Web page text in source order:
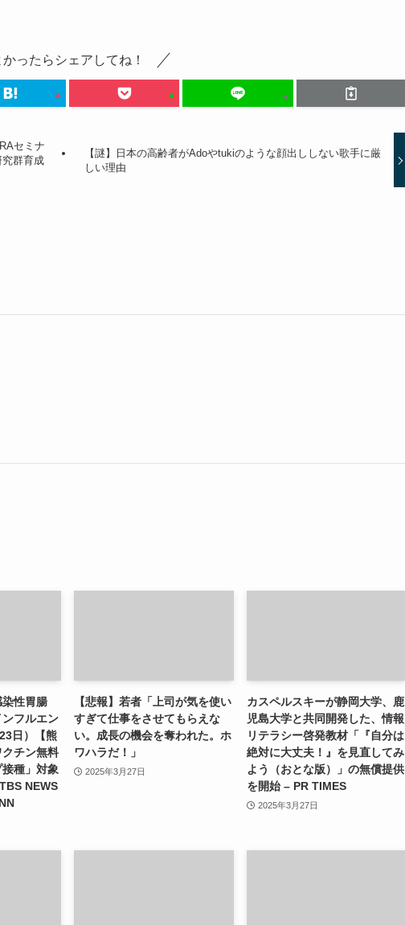
かったらシェアしてね！
セミナ
群育成
【謎】日本の高齢者がAdoやtukiのような顔出ししない歌手に厳
しい理由
染性胃腸
フルエン
日）【熊
チン無料
種」対象
NEWS
【悲報】若者「上司が気を使い
すぎて仕事をさせてもらえな
い。成長の機会を奪われた。ホ
ワハラだ！」
2025年3月27日
カスペルスキーが静岡大学、鹿
児島大学と共同開発した、情報
リテラシー啓発教材「『自分は
絶対に大丈夫！』を見直してみ
よう（おとな版）」の無償提供
を開始 – PR TIMES
2025年3月27日